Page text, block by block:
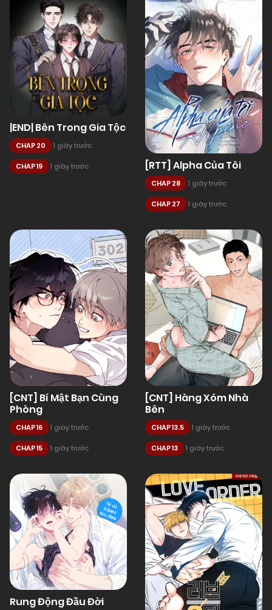
|END| Bên Trong Gia Tộc
CHAP 20 1 giây trước
CHAP 19 1 giây trước [RTT] Alpha Của Tôi
CHAP 28 1 giây trước
CHAP 27 1 giây trước
[CNT] Bí Mật Bạn Cùng
Phòng
CHAP 16 1 giây trước
CHAP 15 1 giây trước
[CNT] Hàng Xóm Nhà
Bên
CHAP 13.5 1 giây trước
CHAP 13 1 giây trước
Rung Động Đầu Đời